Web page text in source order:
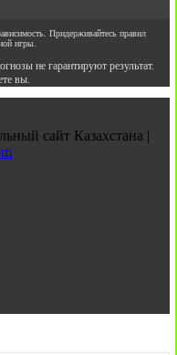
Придерживайтесь правил
игры.
не гарантируют результат.
вы.
сайт Казахстана |